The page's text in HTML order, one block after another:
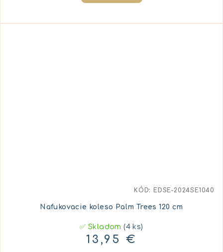
Nafukovacie koleso Palm Trees 120 cm
✅ Skladom(4 ks)
13,95 €
KÓD: EDSE-2024SE1040